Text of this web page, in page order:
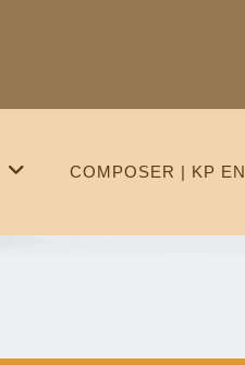
COMPOSER | KP EN